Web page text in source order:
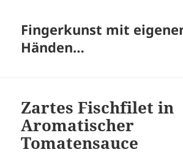
Fingerkunst mit
Händen…
Zartes Fischfilet in
Aromatischer
Tomatensauce